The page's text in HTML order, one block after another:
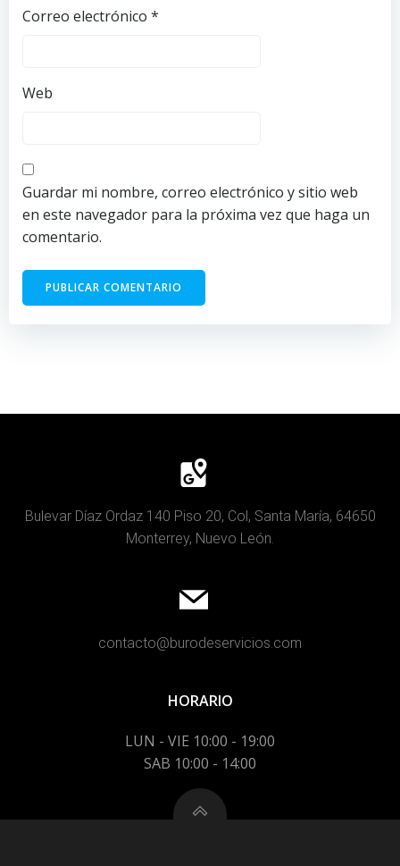
Correo electrónico *
Web
Guardar mi nombre, correo electrónico y sitio web
en este navegador para la próxima vez que haga un
comentario.
Bulevar Díaz Ordaz 140 Piso 20, Col, Santa María, 64650
Monterrey, Nuevo León.
contacto@burodeservicios.com
HORARIO
LUN - VIE 10:00 - 19:00
SAB 10:00 - 14:00